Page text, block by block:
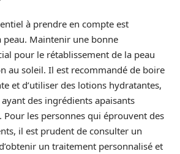
à prendre en compte est
peau. Maintenir une bonne
pour le rétablissement de la peau
au soleil. Il est recommandé de boire
et d’utiliser des lotions hydratantes,
des ingrédients apaisants
. Pour les personnes qui éprouvent des
il est prudent de consulter un
un traitement personnalisé et